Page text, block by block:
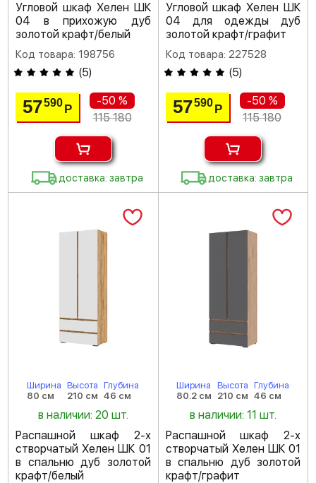
Угловой шкаф Хелен ШК
04 в прихожую дуб
золотой крафт/белый
Код товара: 198756
(5)
57590Р
-50 %
115 180
доставка: завтра
Угловой шкаф Хелен ШК
04 для одежды дуб
золотой крафт/графит
Код товара: 227528
(5)
57590 Р
-50 %
115 180
доставка: завтра
Ширина
80 см
Высота
210 см
Глубина
46 см
в наличии: 20 шт.
Распашной шкаф 2-х
створчатый Хелен ШК 01
в спальню дуб золотой
крафт/белый
Ширина
80.2 см
Высота
210 см
Глубина
46 см
в наличии: 11 шт.
Распашной шкаф 2-х
створчатый Хелен ШК 01
в спальню дуб золотой
крафт/графит